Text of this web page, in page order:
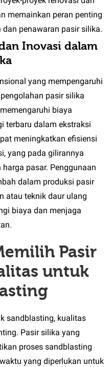
memainkan peran penting
penawaran pasir silika.
Inovasi dalam
yang mempengaruhi
pasir silika
biaya
terbaru dalam ekstraksi
meningkatkan efisiensi
yang pada gilirannya
pasar. Penggunaan
dalam produksi pasir
atau teknik daur ulang
biaya dan menjaga
Pasir
untuk
sandblasting, kualitas
Pasir silika yang
proses sandblasting
yang diperlukan untuk